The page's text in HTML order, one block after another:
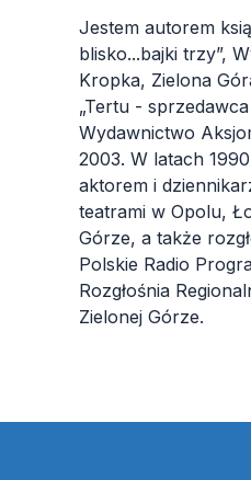
Jestem autorem
blisko...bajki trzy”,
Kropka, Zielona
„Tertu -
Wydawnictwo
2003. W latach
aktorem i
teatrami w Opolu,
Górze, a także
Polskie Radio
Rozgłośnia
Zielonej Górze.